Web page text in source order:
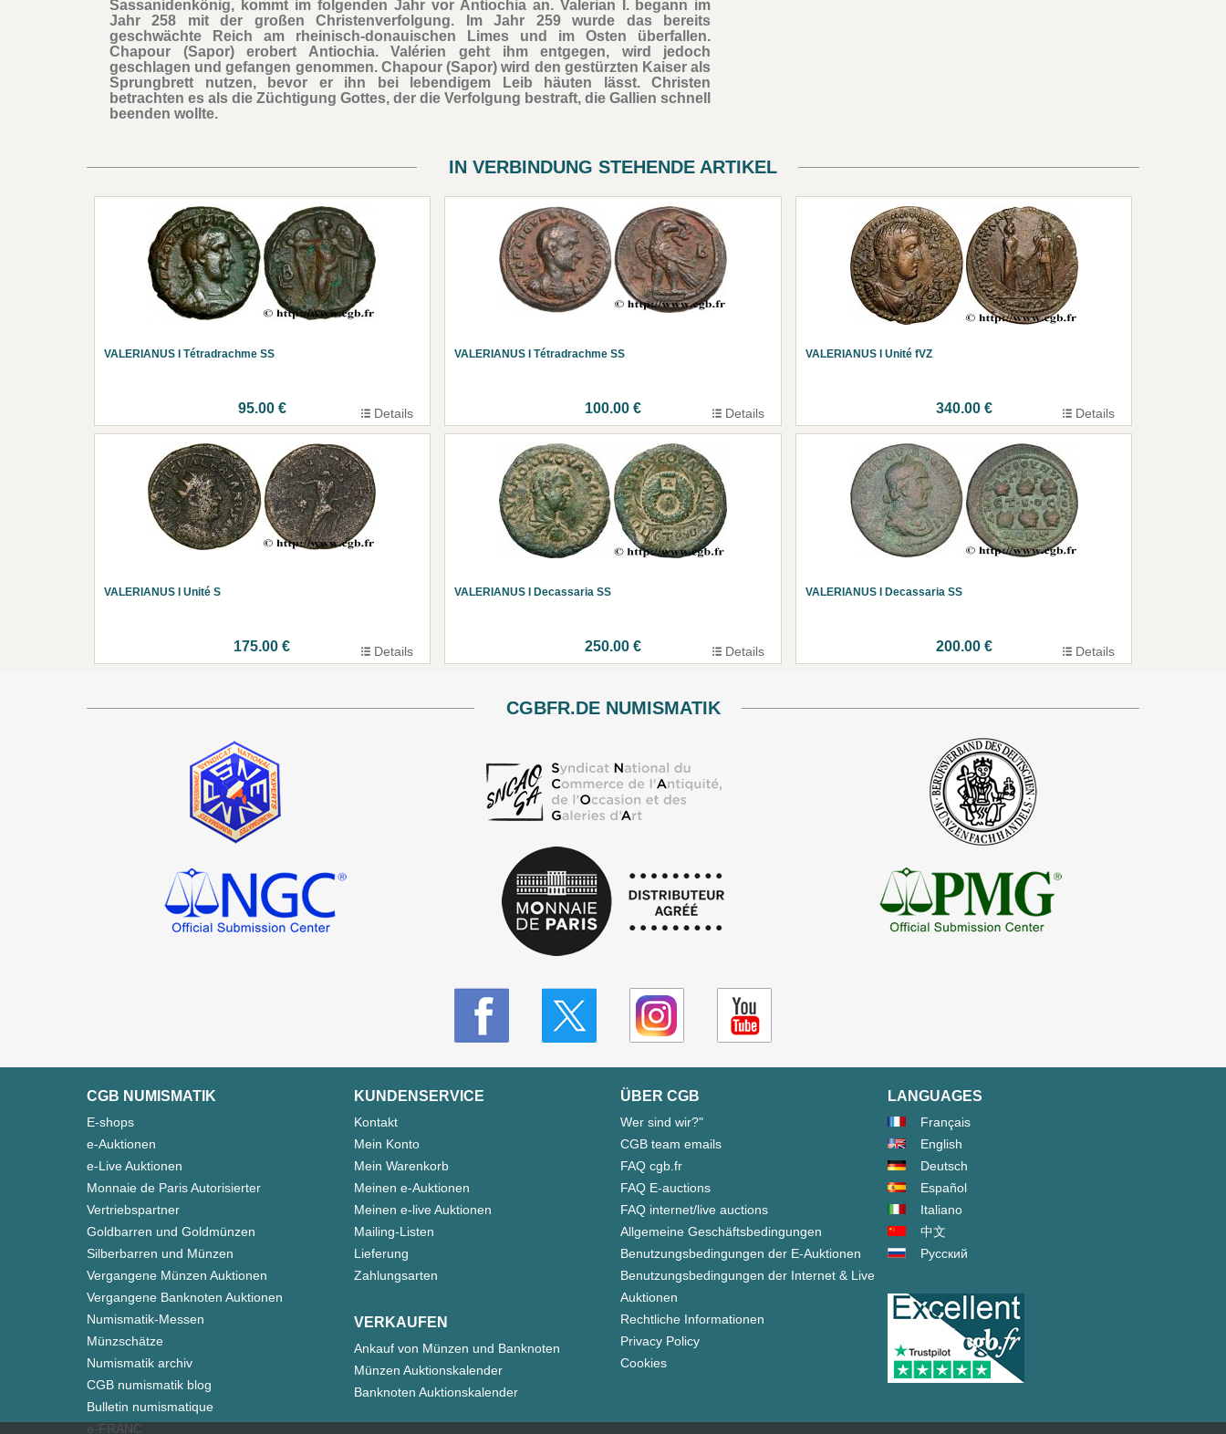
Sassanidenkönig, kommt im folgenden Jahr vor Antiochia an. Valerian I. begann im
Jahr 258 mit der großen Christenverfolgung. Im Jahr 259 wurde das bereits
geschwächte Reich am rheinisch-donauischen Limes und im Osten überfallen.
Chapour (Sapor) erobert Antiochia. Valérien geht ihm entgegen, wird jedoch
geschlagen und gefangen genommen. Chapour (Sapor) wird den gestürzten Kaiser als
Sprungbrett nutzen, bevor er ihn bei lebendigem Leib häuten lässt. Christen
betrachten es als die Züchtigung Gottes, der die Verfolgung bestraft, die Gallien schnell
beenden wollte.
IN VERBINDUNG STEHENDE ARTIKEL
VALERIANUS I Tétradrachme SS
95.00 € Details
VALERIANUS I Tétradrachme SS
100.00 € Details
VALERIANUS I Unité fVZ
340.00 € Details
VALERIANUS I Unité S
175.00 € Details
VALERIANUS I Decassaria SS
250.00 € Details
VALERIANUS I Decassaria SS
200.00 € Details
CGBFR.DE NUMISMATIK
CGB NUMISMATIK
E-shops
e-Auktionen
e-Live Auktionen
Monnaie de Paris Autorisierter
Vertriebspartner
Goldbarren und Goldmünzen
Silberbarren und Münzen
Vergangene Münzen Auktionen
Vergangene Banknoten Auktionen
Numismatik-Messen
Münzschätze
Numismatik archiv
CGB numismatik blog
Bulletin numismatique
e-FRANC
KUNDENSERVICE
Kontakt
Mein Konto
Mein Warenkorb
Meinen e-Auktionen
Meinen e-live Auktionen
Mailing-Listen
Lieferung
Zahlungsarten
VERKAUFEN
Ankauf von Münzen und Banknoten
Münzen Auktionskalender
Banknoten Auktionskalender
ÜBER CGB
Wer sind wir?"
CGB team emails
FAQ cgb.fr
FAQ E-auctions
FAQ internet/live auctions
Allgemeine Geschäftsbedingungen
Benutzungsbedingungen der E-Auktionen
Benutzungsbedingungen der Internet & Live
Auktionen
Rechtliche Informationen
Privacy Policy
Cookies
LANGUAGES
Français
English
Deutsch
Español
Italiano
中文
Русский